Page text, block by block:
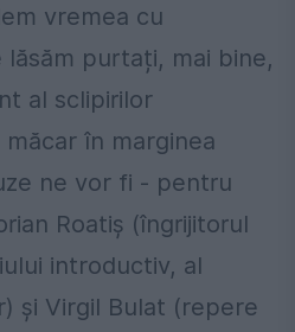
vremea cu
purtați, mai bine,
al sclipirilor
în marginea
ne vor fi - pentru
Roatiș (îngrijitorul
introductiv, al
și Virgil Bulat (repere